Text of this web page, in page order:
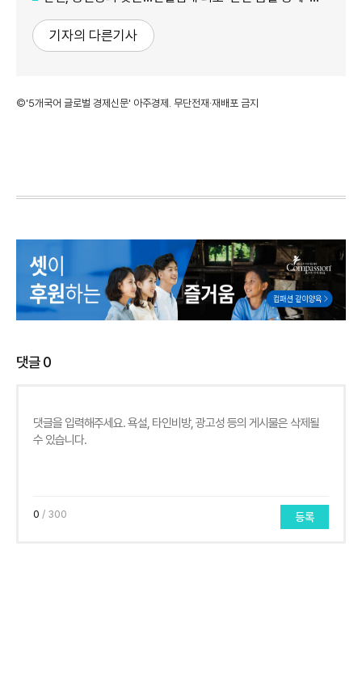
기자의 다른기사
©'5개국어 글로벌 경제신문' 아주경제. 무단전재·재배포 금지
댓글0
0 / 300 등록